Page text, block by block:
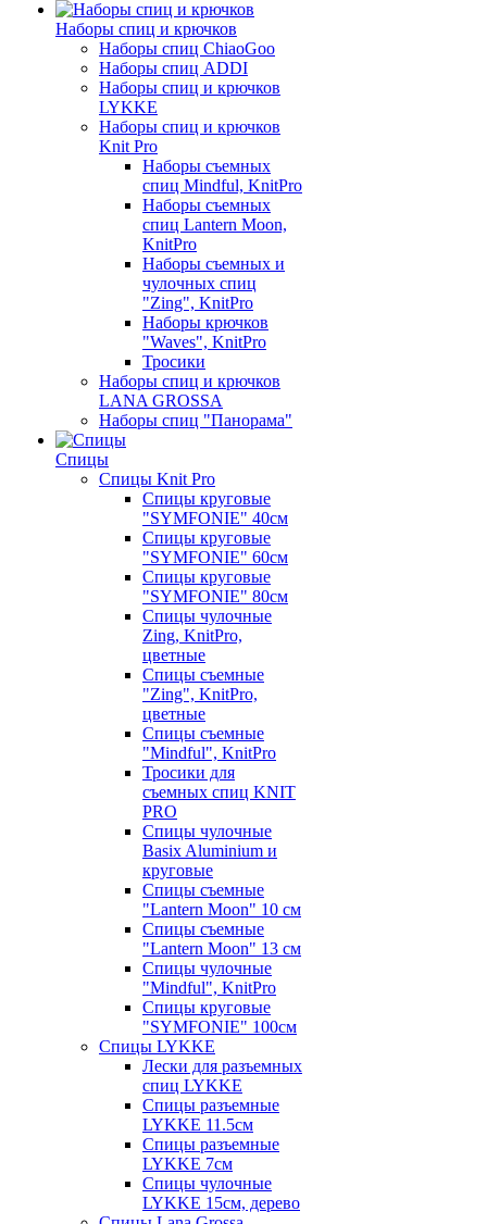
Наборы спиц и крючков
Наборы спиц ChiaoGoo
Наборы спиц ADDI
Наборы спиц и крючков
LYKKE
Наборы спиц и крючков
Knit Pro
Наборы съемных
спиц Mindful, KnitPro
Наборы съемных
спиц Lantern Moon,
KnitPro
Наборы съемных и
чулочных спиц
"Zing", KnitPro
Наборы крючков
"Waves", KnitPro
Тросики
Наборы спиц и крючков
LANA GROSSA
Наборы спиц "Панорама"
Спицы
Спицы Knit Pro
Спицы круговые
"SYMFONIE" 40см
Спицы круговые
"SYMFONIE" 60см
Спицы круговые
"SYMFONIE" 80см
Спицы чулочные
Zing, KnitPro,
цветные
Спицы съемные
"Zing", KnitPro,
цветные
Спицы съемные
"Mindful", KnitPro
Тросики для
съемных спиц KNIT
PRO
Спицы чулочные
Basix Aluminium и
круговые
Спицы съемные
"Lantern Moon" 10 см
Спицы съемные
"Lantern Moon" 13 см
Спицы чулочные
"Mindful", KnitPro
Спицы круговые
"SYMFONIE" 100см
Спицы LYKKE
Лески для разъемных
спиц LYKKE
Спицы разъемные
LYKKE 11.5см
Спицы разъемные
LYKKE 7см
Спицы чулочные
LYKKE 15см, дерево